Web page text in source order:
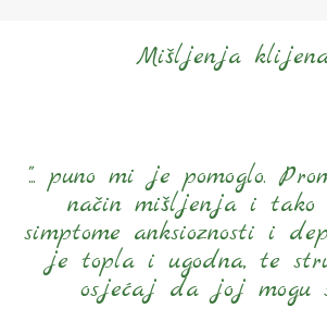
Mišljenja
"... puno mi je pomoglo.
način mišljenja i tako
simptome anksioznosti i
je topla i ugodna, te
osjećaj da joj mogu